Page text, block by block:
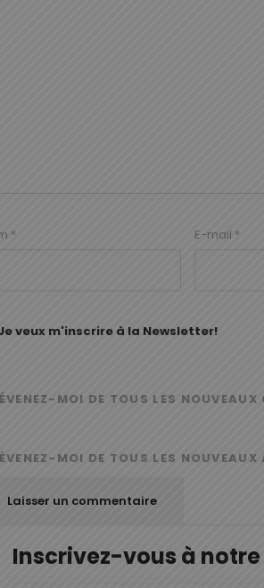
* E-mail *
veux m'inscrire à la Newsletter!
MOI DE TOUS LES
MOI DE TOUS LES
Inscrivez-vous à